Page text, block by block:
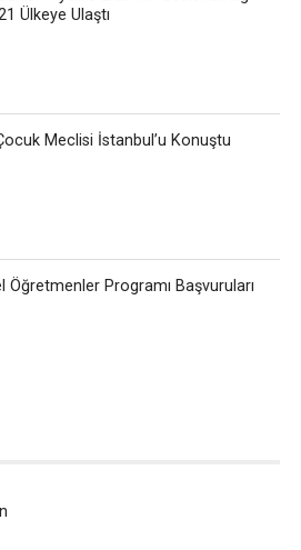
Ülkeye Ulaştı
Meclisi İstanbul’u Konuştu
Öğretmenler Programı Başvuruları